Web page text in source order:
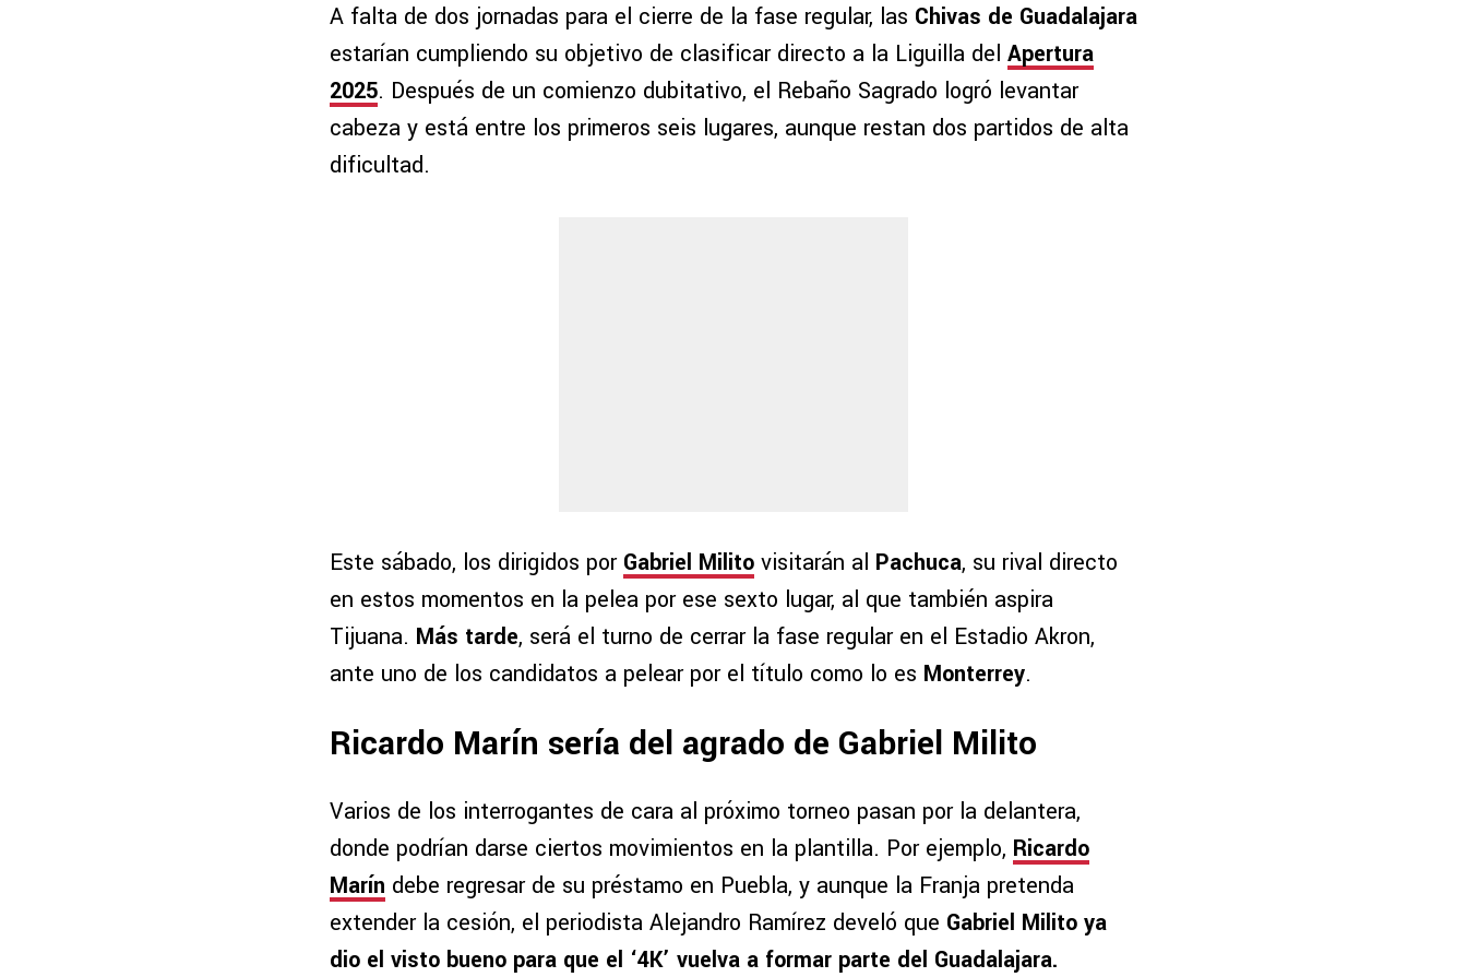
A falta de dos jornadas para el cierre de la fase regular, las Chivas de Guadalajara
estarían cumpliendo su objetivo de clasificar directo a la Liguilla del Apertura
2025. Después de un comienzo dubitativo, el Rebaño Sagrado logró levantar
cabeza y está entre los primeros seis lugares, aunque restan dos partidos de alta
dificultad.
Este sábado, los dirigidos por Gabriel Milito visitarán al Pachuca, su rival directo
en estos momentos en la pelea por ese sexto lugar, al que también aspira
Tijuana. Más tarde, será el turno de cerrar la fase regular en el Estadio Akron,
ante uno de los candidatos a pelear por el título como lo es Monterrey.
Ricardo Marín sería del agrado de Gabriel Milito
Varios de los interrogantes de cara al próximo torneo pasan por la delantera,
donde podrían darse ciertos movimientos en la plantilla. Por ejemplo, Ricardo
Marín debe regresar de su préstamo en Puebla, y aunque la Franja pretenda
extender la cesión, el periodista Alejandro Ramírez develó que Gabriel Milito ya
dio el visto bueno para que el ‘4K’ vuelva a formar parte del Guadalajara.